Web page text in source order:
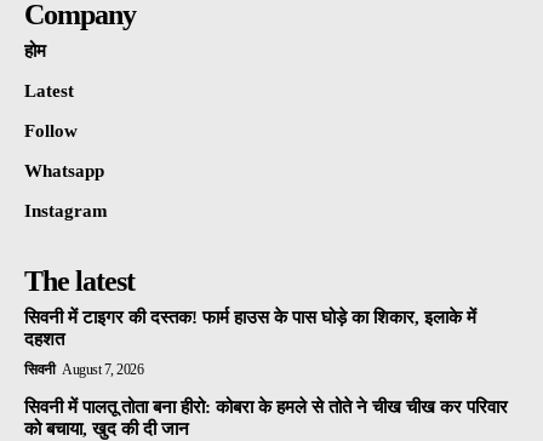
Company
होम
Latest
Follow
Whatsapp
Instagram
The latest
सिवनी में टाइगर की दस्तक! फार्म हाउस के पास घोड़े का शिकार, इलाके में
दहशत
सिवनी August 7, 2026
सिवनी में पालतू तोता बना हीरो: कोबरा के हमले से तोते ने चीख चीख कर परिवार
को बचाया, खुद की दी जान